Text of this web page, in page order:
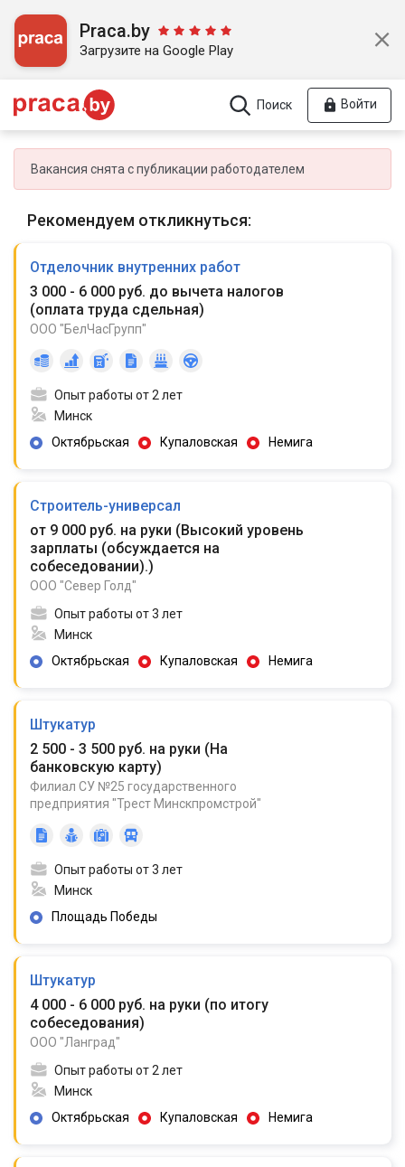
Praca.by
Загрузите на Google Play
Поиск Войти
Вакансия снята с публикации работодателем
Рекомендуем откликнуться:
Отделочник внутренних работ
3 000 - 6 000 руб. до вычета налогов
(оплата труда сдельная)
ООО "БелЧасГрупп"
Опыт работы от 2 лет
Минск
Октябрьская
Купаловская Немига
Строитель-универсал
от 9 000 руб. на руки (Высокий уровень
зарплаты (обсуждается на
собеседовании).)
ООО "Север Голд"
Опыт работы от 3 лет
Минск
Октябрьская
Купаловская Немига
Штукатур
2 500 - 3 500 руб. на руки (На
банковскую карту)
Филиал СУ №25 государственного
предприятия "Трест Минскпромстрой"
Опыт работы от 3 лет
Минск
Площадь Победы
Штукатур
4 000 - 6 000 руб. на руки (по итогу
собеседования)
ООО "Ланград"
Опыт работы от 2 лет
Минск
Октябрьская
Купаловская Немига